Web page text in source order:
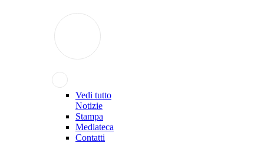
Vedi tutto
Notizie
Stampa
Mediateca
Contatti